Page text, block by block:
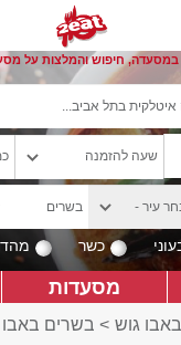
חיפוש והמלצות על
כשר
מסעדות
גוש > בשרים באבו